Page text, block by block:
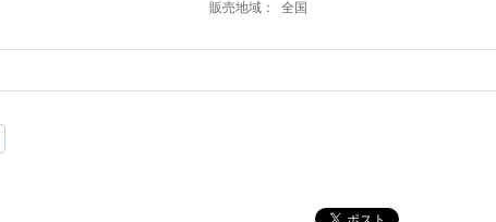
販売地域： 全国